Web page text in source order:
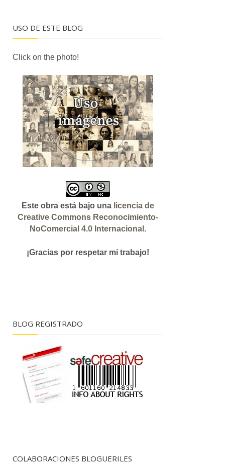
USO DE ESTE BLOG
Click on the photo!
Este obra está bajo una licencia de
Creative Commons Reconocimiento-
NoComercial 4.0 Internacional .
¡Gracias por respetar mi trabajo!
BLOG REGISTRADO
COLABORACIONES BLOGUERILES